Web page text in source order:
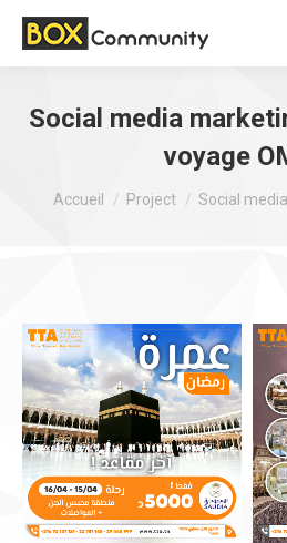
Social media
voyage
Vous êtes ici :
Accueil Project Social